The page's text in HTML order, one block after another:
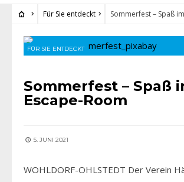
Für Sie entdeckt Sommerfest – Spaß
FÜR SIE ENTDECKT
Sommerfest – Spaß
Escape-Room
5. JUNI 2021
WOHLDORF-OHLSTEDT Der Verein